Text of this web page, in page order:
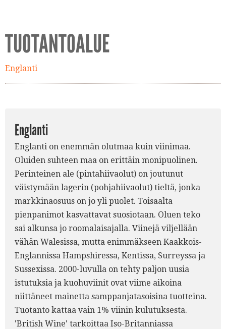
TUOTANTOALUE
Englanti
Englanti
Englanti on enemmän olutmaa kuin viinimaa.
Oluiden suhteen maa on erittäin monipuolinen.
Perinteinen ale (pintahiivaolut) on joutunut
väistymään lagerin (pohjahiivaolut) tieltä, jonka
markkinaosuus on jo yli puolet. Toisaalta
pienpanimot kasvattavat suosiotaan. Oluen teko
sai alkunsa jo roomalaisajalla. Viinejä viljellään
vähän Walesissa, mutta enimmäkseen Kaakkois-
Englannissa Hampshiressa, Kentissa, Surreyssa ja
Sussexissa. 2000-luvulla on tehty paljon uusia
istutuksia ja kuohuviinit ovat viime aikoina
niittäneet mainetta samppanjatasoisina tuotteina.
Tuotanto kattaa vain 1% viinin kulutuksesta.
'British Wine' tarkoittaa Iso-Britanniassa